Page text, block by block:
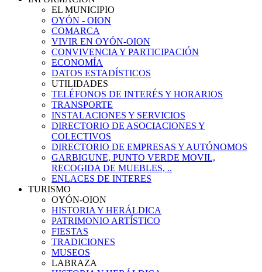
EL MUNICIPIO
OYÓN - OION
COMARCA
VIVIR EN OYÓN-OION
CONVIVENCIA Y PARTICIPACIÓN
ECONOMÍA
DATOS ESTADÍSTICOS
UTILIDADES
TELÉFONOS DE INTERÉS Y HORARIOS
TRANSPORTE
INSTALACIONES Y SERVICIOS
DIRECTORIO DE ASOCIACIONES Y
COLECTIVOS
DIRECTORIO DE EMPRESAS Y AUTÓNOMOS
GARBIGUNE, PUNTO VERDE MOVIL,
RECOGIDA DE MUEBLES, ..
ENLACES DE INTERES
TURISMO
OYÓN-OION
HISTORIA Y HERÁLDICA
PATRIMONIO ARTÍSTICO
FIESTAS
TRADICIONES
MUSEOS
LABRAZA